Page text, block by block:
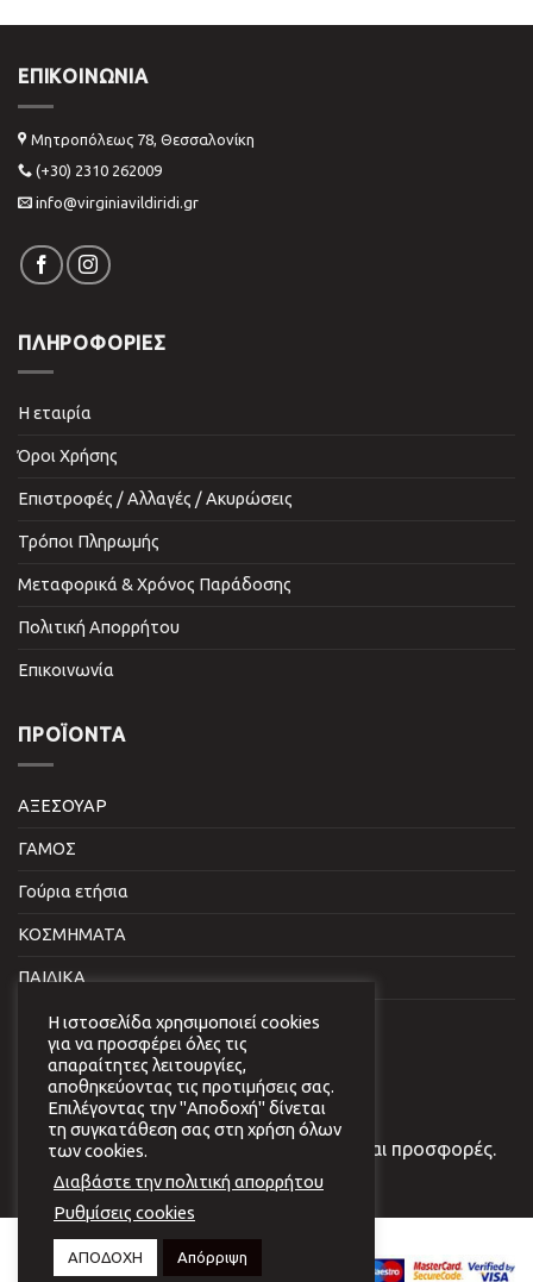
ΕΠΙΚΟΙΝΩΝΊΑ
Μητροπόλεως 78, Θεσσαλονίκη
(+30) 2310 262009
info@virginiavildiridi.gr
ΠΛΗΡΟΦΟΡΙΕΣ
Η εταιρία
Όροι Χρήσης
Επιστροφές / Αλλαγές / Ακυρώσεις
Τρόποι Πληρωμής
Μεταφορικά & Χρόνος Παράδοσης
Πολιτική Απορρήτου
Επικοινωνία
ΠΡΟΪΌΝΤΑ
ΑΞΕΣΟΥΑΡ
ΓΑΜΟΣ
Γούρια ετήσια
ΚΟΣΜΗΜΑΤΑ
ΠΑΙΔΙΚΑ
ΣΠΙΤΙ & ΓΡΑΦΕΙΟ
NEWSLETTER
Εγγραφείτε στο newsletter μας για νέα και προσφορές.
Copyright 2026 © Virginia
Website developmentby
Η ιστοσελίδα χρησιμοποιεί cookies
για να προσφέρει όλες τις
απαραίτητες λειτουργίες,
αποθηκεύοντας τις προτιμήσεις σας.
Επιλέγοντας την "Αποδοχή" δίνεται
τη συγκατάθεση σας στη χρήση όλων
των cookies.
Διαβάστε την πολιτική απορρήτου
Ρυθμίσεις cookies
ΑΠΟΔΟΧΗ Απόρριψη